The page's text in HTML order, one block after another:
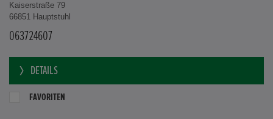
Kaiserstraße 79
66851 Hauptstuhl
063724607
DETAILS
FAVORITEN